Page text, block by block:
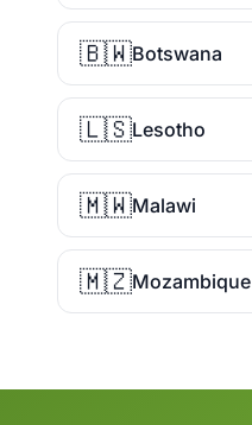
🇧🇼Botswana
🇱🇸Lesotho
🇲🇼Malawi
🇲🇿Mozambique